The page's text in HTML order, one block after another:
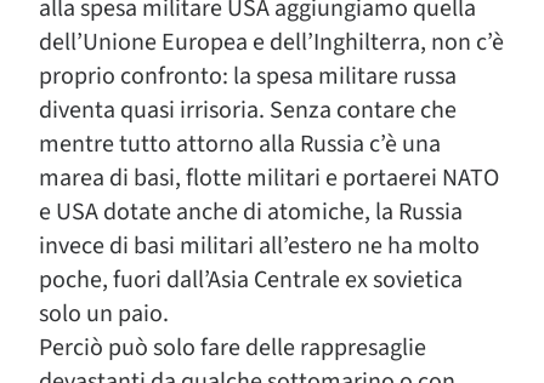
alla spesa militare USA aggiungiamo quella
dell’Unione Europea e dell’Inghilterra, non c’è
proprio confronto: la spesa militare russa
diventa quasi irrisoria. Senza contare che
mentre tutto attorno alla Russia c’è una
marea di basi, flotte militari e portaerei NATO
e USA dotate anche di atomiche, la Russia
invece di basi militari all’estero ne ha molto
poche, fuori dall’Asia Centrale ex sovietica
solo un paio.
Perciò può solo fare delle rappresaglie